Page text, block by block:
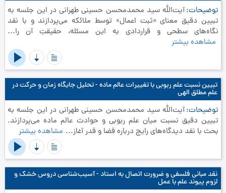
توضیحات آیت‌الله سید محمدمحسن حسینی طهرانی در این جلسه به
تبیین دقیق معنای «ثبت اعمال» توسط ملائکه می‌پردازند و با نقد
نگاه‌های سطحی و قراردادی به این مسئله، حقیقتِ آن را...
مشاهده بیشتر
تبیین نسبت علم ربوبی با تغییرات عالم ماده - تحلیل جایگاه زمان و حرکت در
علم مطلق الهی
توضیحات آیت‌الله سید محمدمحسن حسینی طهرانی در این جلسه به
تبیین دقیق نسبت میان علم ربوبی و حوادث عالم ماده می‌پردازند.
بحث با نقد دیدگاه‌های رایج درباره قضا و قدر آغاز... مشاهده بیشتر
نقد مبانی فلسفی و ضرورت اتصال به استاد - آسیب‌شناسی دروس خشک و
لزوم پیوند علم با عمل